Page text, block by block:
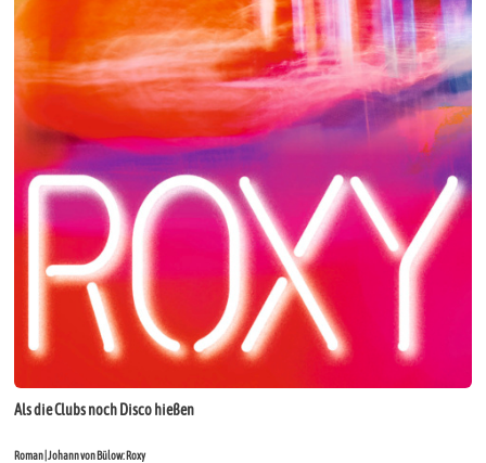
Als die Clubs noch Disco hießen
Roman | Johann von Bülow: Roxy